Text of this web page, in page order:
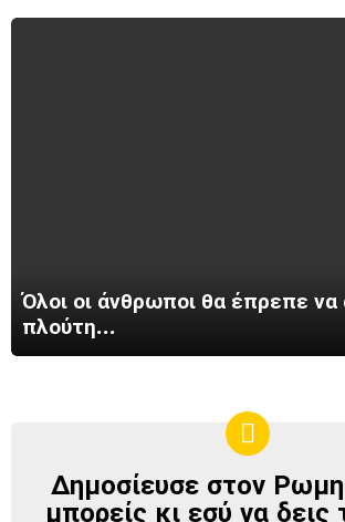
Όλοι οι άνθρωποι θα έπρεπε
πλούτη…
ΔΗΜΟΣΊΕΥΣΕ
ΣΤΟΝ
Δημοσίευσε στον
μπορείς κι εσύ να δεις